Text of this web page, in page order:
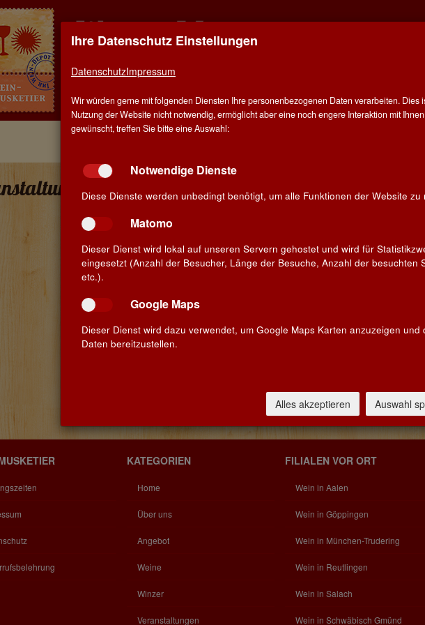
BLOG
KATEGORIEN
Home
Über uns
Angebot
Weine
Winzer
Veranstaltungen
FILIALEN VOR ORT
Wein in Aalen
Wein in Göppingen
Wein in München-Trudering
Wein in Reutlingen
Wein in Salach
Wein in Schwäbisch Gmünd
Ihre Datenschutz Einstellungen
DatenschutzImpressum
Wir würden gerne mit folgenden Diensten Ihre personenbezogenen Daten verarbeiten. Dies
Nutzung der Website nicht notwendig, ermöglicht aber eine noch engere Interaktion mit
gewünscht, treffen Sie bitte eine Auswahl:
Notwendige Dienste
Diese Dienste werden unbedingt benötigt, um alle Funktionen der Website zu
Matomo
Dieser Dienst wird lokal auf unseren Servern gehostet und wird für
eingesetzt (Anzahl der Besucher, Länge der Besuche, Anzahl der besuchten
etc.).
Google Maps
Dieser Dienst wird dazu verwendet, um Google Maps Karten anzuzeigen und
Daten bereitzustellen.
Alles akzeptieren Auswahl